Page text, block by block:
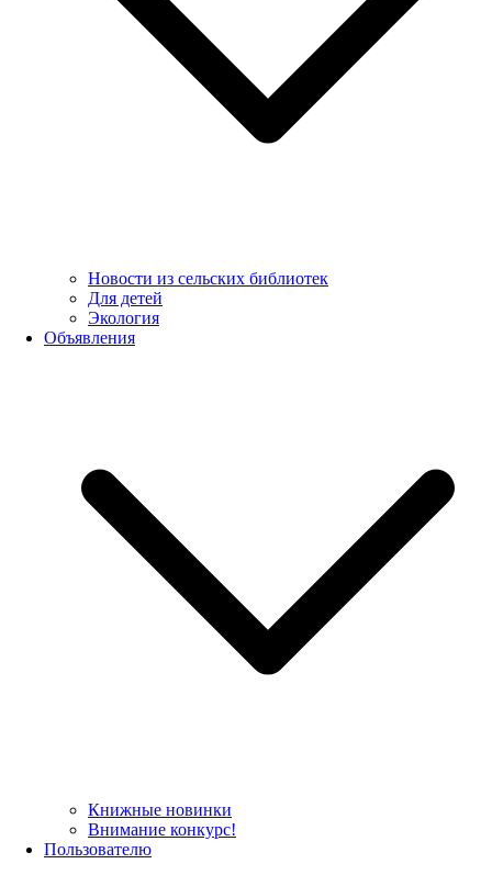
Новости из сельских библиотек
Для детей
Экология
Объявления
Книжные новинки
Внимание конкурс!
Пользователю